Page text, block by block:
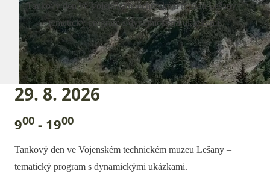
Tankový den ve Vojenském technickém muzeu Lešany –
tematický program s dynamickými ukázkami.
29. 8. 2026
900 - 1900
Tankový den ve Vojenském technickém muzeu Lešany –
tematický program s dynamickými ukázkami.